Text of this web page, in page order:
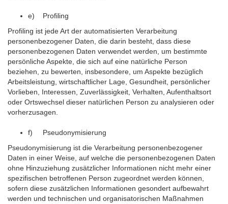
e) Profiling
Profiling ist jede Art der automatisierten Verarbeitung
personenbezogener Daten, die darin besteht, dass diese
personenbezogenen Daten verwendet werden, um bestimmte
persönliche Aspekte, die sich auf eine natürliche Person
beziehen, zu bewerten, insbesondere, um Aspekte bezüglich
Arbeitsleistung, wirtschaftlicher Lage, Gesundheit, persönlicher
Vorlieben, Interessen, Zuverlässigkeit, Verhalten, Aufenthaltsort
oder Ortswechsel dieser natürlichen Person zu analysieren oder
vorherzusagen.
f) Pseudonymisierung
Pseudonymisierung ist die Verarbeitung personenbezogener
Daten in einer Weise, auf welche die personenbezogenen Daten
ohne Hinzuziehung zusätzlicher Informationen nicht mehr einer
spezifischen betroffenen Person zugeordnet werden können,
sofern diese zusätzlichen Informationen gesondert aufbewahrt
werden und technischen und organisatorischen Maßnahmen